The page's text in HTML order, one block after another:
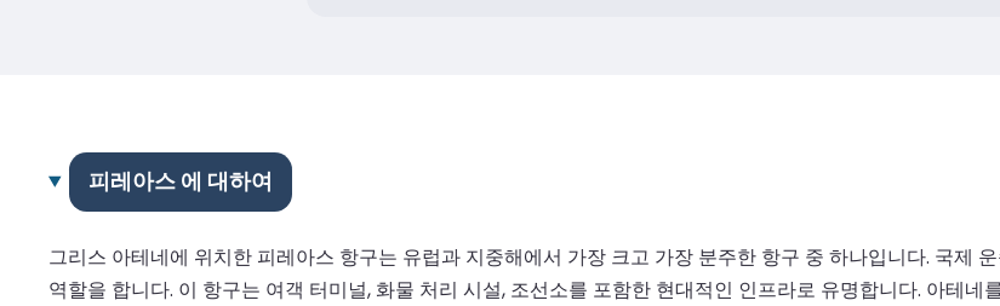
피레아스 에 대하여
그리스 아테네에 위치한 피레아스 항구는 유럽과 지중해에서 가장 크고 가장 분주한 항구 중 하나입니다. 국제
역할을 합니다. 이 항구는 여객 터미널, 화물 처리 시설, 조선소를 포함한 현대적인 인프라로 유명합니다. 아테